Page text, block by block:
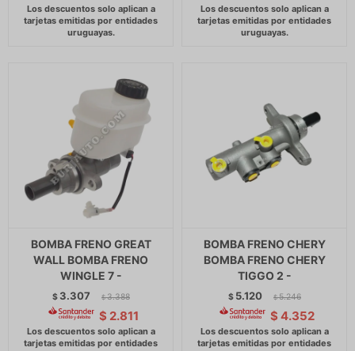
BOMBA FRENO GREAT
WALL BOMBA FRENO
WINGLE 7 -
$ 3.307 $ 3.388
$ 2.811
BOMBA FRENO CHERY
BOMBA FRENO CHERY
TIGGO 2 -
$ 5.120 $ 5.246
$ 4.352